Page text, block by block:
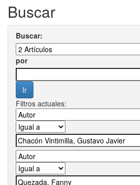
Buscar
Buscar:
por
Filtros actuales: